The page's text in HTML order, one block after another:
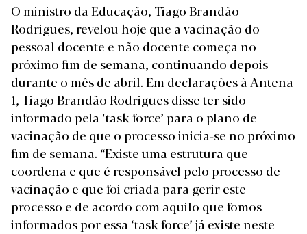
O ministro da Educação, Tiago Brandão
Rodrigues, revelou hoje que a vacinação do
pessoal docente e não docente começa no
próximo fim de semana, continuando depois
durante o mês de abril. Em declarações à Antena
1, Tiago Brandão Rodrigues disse ter sido
informado pela ‘task force’ para o plano de
vacinação de que o processo inicia-se no próximo
fim de semana. “Existe uma estrutura que
coordena e que é responsável pelo processo de
vacinação e que foi criada para gerir este
processo e de acordo com aquilo que fomos
informados por essa ‘task force’ já existe neste